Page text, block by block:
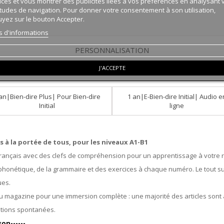
dire Plus| Pour Bien-dire
Initial
1 an|E-Bien-dire Initial| Audio
ligne
à la portée de tous, pour les niveaux A1-B1
avec des clefs de compréhension pour un apprentissage à votre
de la grammaire et des exercices à chaque numéro. Le tout
magazine pour une immersion complète : une majorité des articles
spontanées.
de navigation. Pour donner votre consentement à son utilisation,
sur le bouton Accepter.
d'informations
PERSONNALISATION
J'ACCEPTE